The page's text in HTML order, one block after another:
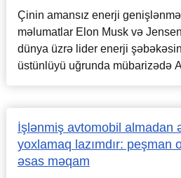
Çinin amansız enerji
məlumatlar Elon Musk və
dünya üzrə lider enerji
üstünlüyü uğrunda mübarizədə
İşlənmiş avtomobil almadan
yoxlamaq lazımdır: peşman
əsas məqam